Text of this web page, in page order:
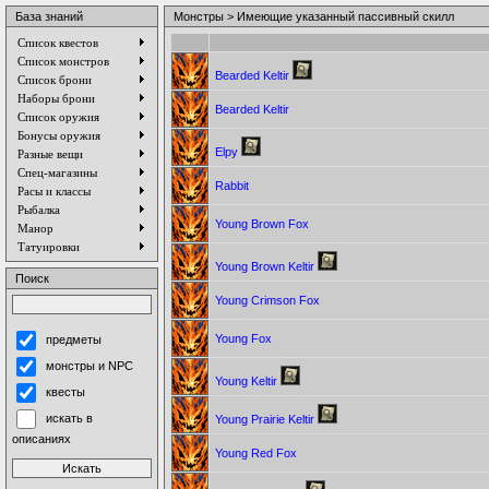
База знаний
Список квестов
Список монстров
Список брони
Наборы брони
Список оружия
Бонусы оружия
Разные вещи
Спец-магазины
Расы и классы
Рыбалка
Манор
Татуировки
Поиск
предметы
монстры и NPC
квесты
искать в
описаниях
Монстры > Имеющие указанный пассивный скилл
Bearded Keltir
Bearded Keltir
Elpy
Rabbit
Young Brown Fox
Young Brown Keltir
Young Crimson Fox
Young Fox
Young Keltir
Young Prairie Keltir
Young Red Fox